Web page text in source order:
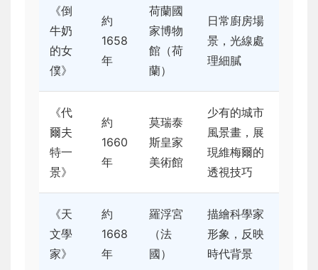
《倒
牛奶
的女
僕》
約
1658
年
荷蘭國
家博物
館（荷
蘭）
日常廚房場
景，光線處
理細膩
《代
爾夫
特一
景》
約
1660
年
莫瑞泰
斯皇家
美術館
少有的城市
風景畫，展
現維梅爾的
透視技巧
《天
文學
家》
約
1668
年
羅浮宮
（法
國）
描繪科學家
形象，反映
時代背景